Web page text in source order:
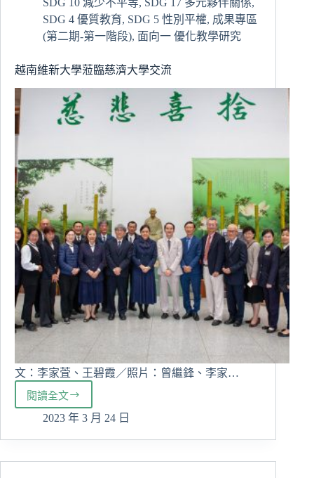
童
劇
團
救
喬
拉
之
地」
SDG 10 減少不平等, SDG 17 多元夥伴關係,
SDG 4 優質教育, SDG 5 性別平權, 成果專區
(第二期-第一階段), 面向一 優化教學研究
越南維新大學蒞臨慈濟大學交流
文：李家萓、王碧霞／照片：曾繼鋒、李家…
閱讀全文
越
南
大
2023 年 3 月 24 日